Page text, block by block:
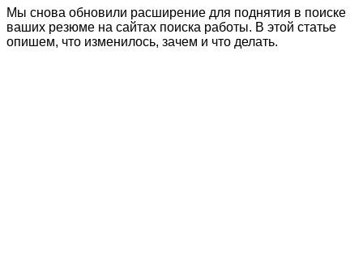
Мы снова обновили расширение для поднятия в поиске
ваших резюме на сайтах поиска работы. В этой статье
опишем, что изменилось, зачем и что делать.